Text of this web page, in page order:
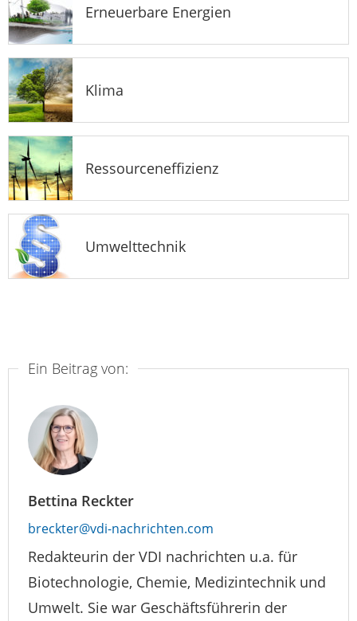
Erneuerbare Energien
Klima
Ressourceneffizienz
Umwelttechnik
Ein Beitrag von:
Bettina Reckter
breckter@vdi-nachrichten.com
Redakteurin der VDI nachrichten u.a. für
Biotechnologie, Chemie, Medizintechnik und
Umwelt. Sie war Geschäftsführerin der